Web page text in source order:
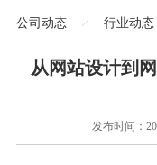
公司动态 行业动态
从网站设计到
发布时间：